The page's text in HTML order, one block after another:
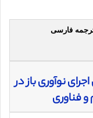
ترجمه فارسی
نوآوری باز در
فناوری